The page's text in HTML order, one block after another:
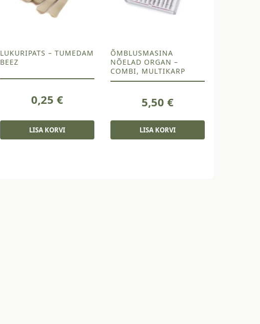
LUKURIPATS – TUMEDAM
BEEZ
0,25€
LISA KORVI
ÕMBLUSMASINA
NÕELAD ORGAN –
COMBI, MULTIKARP
5,50 €
LISA KORVI